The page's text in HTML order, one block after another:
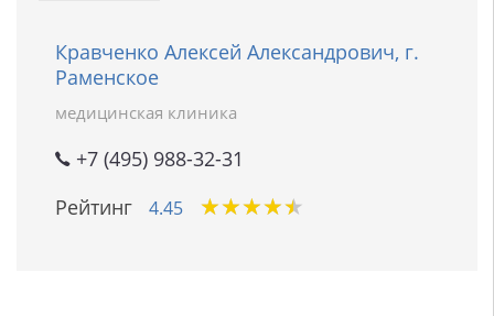
Кравченко Алексей Александрович, г.
Раменское
медицинская клиника
+7 (495) 988-32-31
Рейтинг
4.45 ★★★★★
★★★★★